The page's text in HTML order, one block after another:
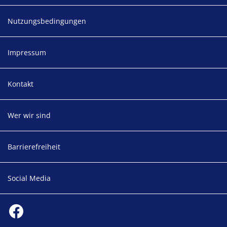
Nutzungsbedingungen
Impressum
Kontakt
Wer wir sind
Barrierefreiheit
Social Media
Facebook